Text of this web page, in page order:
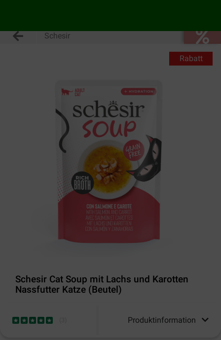
Schesir
Rabatt
Schesir Cat Soup mit Lachs und Karotten
Nassfutter Katze (Beutel)
Produktinformation